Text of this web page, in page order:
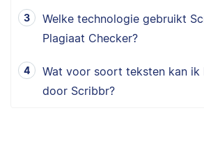
Welke technologie gebruikt
Plagiaat Checker?
Wat voor soort teksten kan ik
door Scribbr?